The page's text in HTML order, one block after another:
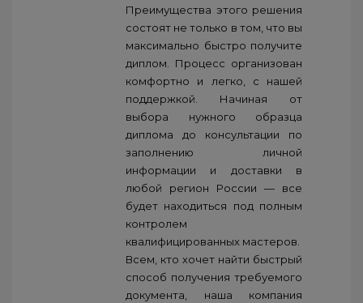
Преимущества этого решения
состоят не только в том, что вы
максимально быстро получите
диплом. Процесс организован
комфортно и легко, с нашей
поддержкой. Начиная от
выбора нужного образца
диплома до консультации по
заполнению личной
информации и доставки в
любой регион России — все
будет находиться под полным
контролем
квалифицированных мастеров.
Всем, кто хочет найти быстрый
способ получения требуемого
документа, наша компания